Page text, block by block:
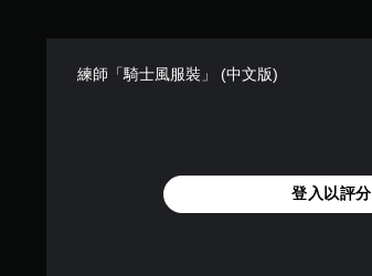
練師「騎士風服裝」 (中文版)
登入以評分